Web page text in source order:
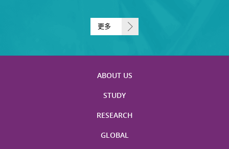
更多
ABOUT US
STUDY
RESEARCH
GLOBAL